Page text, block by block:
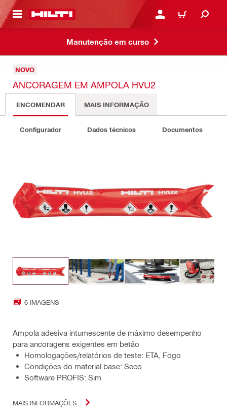
CONTENT ENTRAR OU REGISTAR
CARRINHO
Manutenção em curso
NOVO
ANCORAGEM EM AMPOLA HVU2
ENCOMENDAR MAIS INFORMAÇÃO
Configurador Dados técnicos Documentos
6 IMAGENS
Ampola adesiva intumescente de máximo desempenho
para ancoragens exigentes em betão
Homologações/relatórios de teste: ETA, Fogo
Condições do material base: Seco
Software PROFIS: Sim
MAIS INFORMAÇÕES